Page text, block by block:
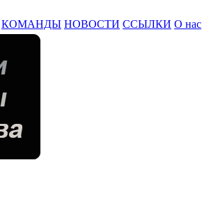
КОМАНДЫ НОВОСТИ ССЫЛКИ О нас